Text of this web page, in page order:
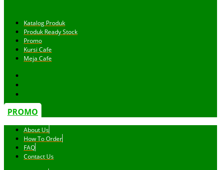
Katalog Produk
Produk Ready Stock
Promo
Kursi Cafe
Meja Cafe
PROMO
About Us
How To Order
FAQ
Contact Us